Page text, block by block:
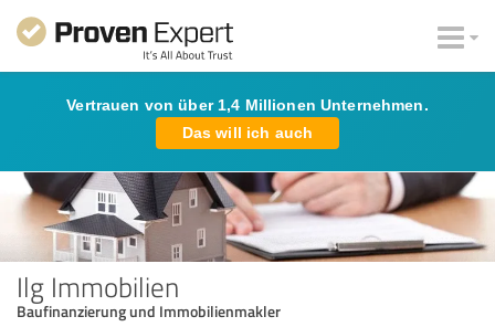
Vertrauen von über 1,4 Millionen Unternehmen.
Das will ich auch
Ilg Immobilien
Baufinanzierung und Immobilienmakler